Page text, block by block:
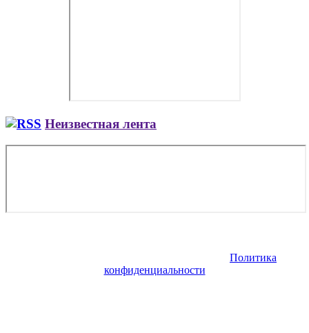
Неизвестная лента
Политика
конфиденциальности